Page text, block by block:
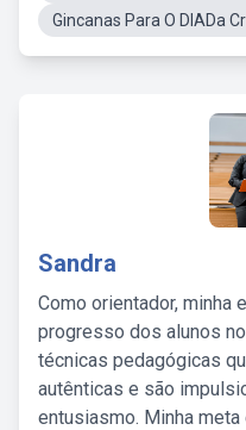
Gincanas Para O DIADa
Sandra
Como orientador, minha
progresso dos alunos
técnicas pedagógicas
autênticas e são
entusiasmo. Minha